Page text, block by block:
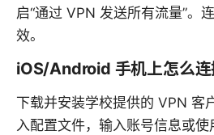
启“通过 VPN 发送所有流量”。
效。
iOS/Android 手机上怎么连
下载并安装学校提供的 VPN 客
入配置文件，输入账号信息或